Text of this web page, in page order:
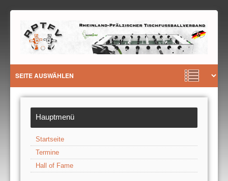
Hauptmenü
Startseite
Termine
Hall of Fame